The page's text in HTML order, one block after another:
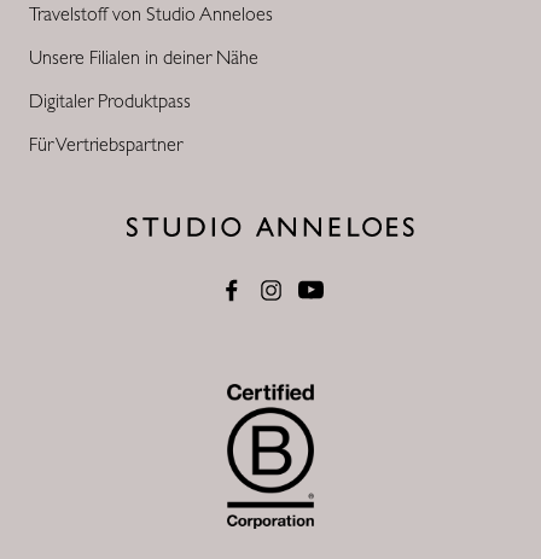
Travelstoff von Studio Anneloes
Unsere Filialen in deiner Nähe
Digitaler Produktpass
Für Vertriebspartner